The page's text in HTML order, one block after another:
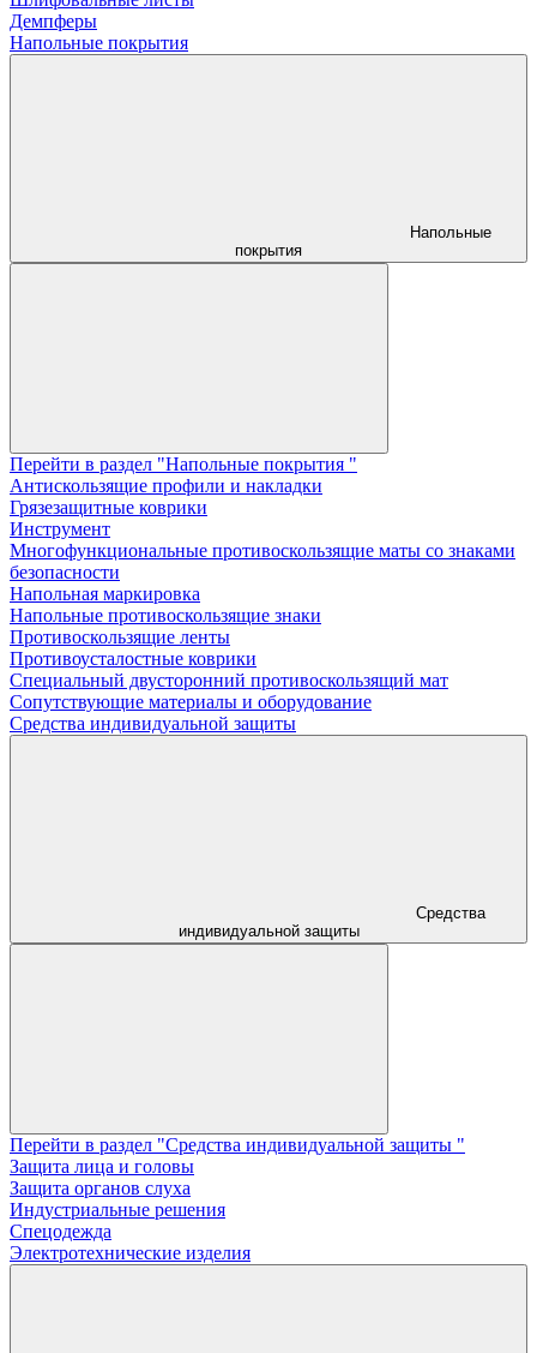
Демпферы
Напольные покрытия
Напольные
покрытия
Перейти в раздел "Напольные покрытия "
Aнтискользящие профили и накладки
Грязезащитные коврики
Инструмент
Многофункциональные противоскользящие маты со знаками
безопасности
Напольная маркировка
Напольные противоскользящие знаки
Противоскользящие ленты
Противоусталостные коврики
Специальный двусторонний противоскользящий мат
Сопутствующие материалы и оборудование
Средства индивидуальной защиты
Средства
индивидуальной защиты
Перейти в раздел "Средства индивидуальной защиты "
Защита лица и головы
Защита органов слуха
Индустриальные решения
Спецодежда
Электротехнические изделия